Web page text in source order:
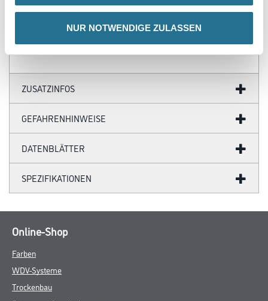
NUR NOTWENDIGE ZULASSEN
- Vlieskleber
- Wandklebetechnik
ZUSATZINFOS
GEFAHRENHINWEISE
DATENBLÄTTER
SPEZIFIKATIONEN
Online-Shop
Farben
WDV-Systeme
Trockenbau